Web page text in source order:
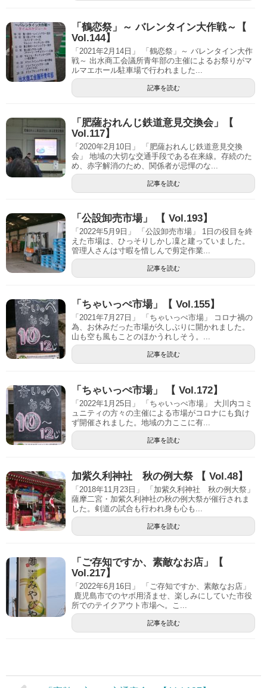
「鶴恋祭」～ バレンタイン大作戦～【
Vol.144】
「2021年2月14日」 「鶴恋祭」～ バレンタイン大作
戦～ 出水商工会議所青年部の主催によるお祭りがマ
ルマエホール駐車場で行われました...
記事を読む
「肥薩おれんじ鉄道意見交換会」【
Vol.117】
「2020年2月10日」 「肥薩おれんじ鉄道意見交換
会」 地域の大切な交通手段である在来線。存続のた
め、赤字解消のため、関係者が忌憚のな...
記事を読む
「公設卸売市場」 【 Vol.193】
「2022年5月9日」 「公設卸売市場」 1日の役目を終
えた市場は、ひっそりしかし凜と建っていました。
管理人さんは寸暇を惜しんで剪定作業...
記事を読む
「ちゃいっぺ市場」【 Vol.155】
「2021年7月27日」 「ちゃいっぺ市場」 コロナ禍の
為、お休みだった市場が久しぶりに開かれました。
山も空も風もことのほかうれしそう。...
記事を読む
「ちゃいっぺ市場」 【 Vol.172】
「2022年1月25日」 「ちゃいっぺ市場」 大川内コミ
ュニティの方々の主催による市場がコロナにも負け
ず開催されました。地域の力ここに有...
記事を読む
加紫久利神社 秋の例大祭 【 Vol.48】
「2018年11月23日」 「加紫久利神社 秋の例大祭」
薩摩二宮・加紫久利神社の秋の例大祭が催行されま
した。剣道の試合も行われ身も心も...
記事を読む
「ご存知ですか、素敵なお店」【
Vol.217】
「2022年6月16日」 「ご存知ですか、素敵なお店」
鹿児島市でのヤボ用済ませ、楽しみにしていた市役
所でのテイクアウト市場へ。こ...
記事を読む